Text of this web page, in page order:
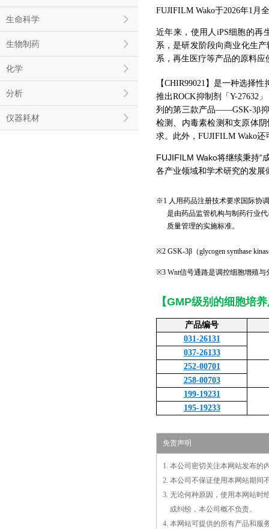
生命科学
生物制药
化学
分析
仪器耗材
FUJIFILM Wako于2026年1月
近年来，使用人iPS细胞的再
系，是研发阶段向商业化生
系，再生医疗等产品的原料应
【CHIR99021】是一种选择
推出ROCK抑制剂「Y-27632
列的第三款产品——GSK-3β抑
检测、内毒素检测和支原体
求。此外，FUJIFILM Wako
FUJIFILM Wako将继续秉持“
各产业领域和学术研究的发展
※1 人用药品注册技术要求国际协调
是由药品监管机构与制药行业代
质量管理的实施标准。
※2 GSK-3β（glycogen synthase
※3 Wnt信号通路是调控细胞增殖
【GMP级别的细胞培
产品编号
031-26131
037-26133
252-00701
258-00703
199-19231
195-19233
免责声明
1. 本公司密切关注本网站发布的
2. 本公司不保证使用本网站期间
3. 无论何种原因，使用本网站时
或纠纷，本公司概不负责。
4. 本网站可提供的所有产品和服